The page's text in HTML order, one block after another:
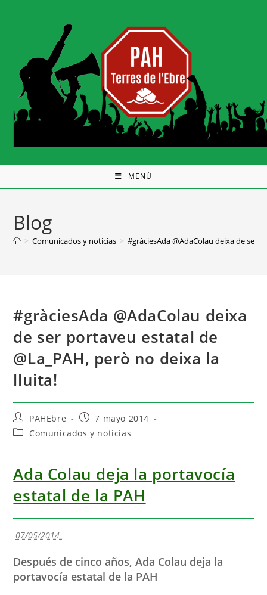
MENÚ
Blog
> Comunicados y noticias > #gràciesAda @AdaColau deixa de ser
#gràciesAda @AdaColau deixa
de ser portaveu estatal de
@La_PAH, però no deixa la
lluita!
PAHEbre
7 mayo 2014
Comunicados y noticias
Ada Colau deja la portavocía
estatal de la PAH
07/05/2014
Después de cinco años, Ada Colau deja la
portavocía estatal de la PAH